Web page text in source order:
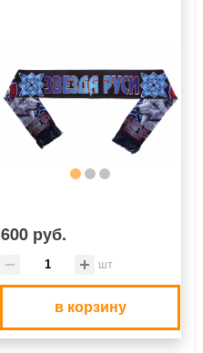
600 руб.
шт
в корзину